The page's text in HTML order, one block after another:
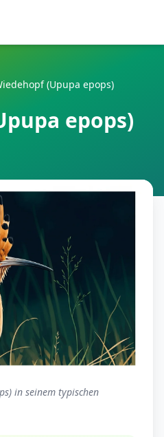
(Upupa epops)
epops)
in seinem typischen